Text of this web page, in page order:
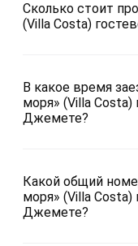
Сколько стоит
(Villa Costa)
В какое время
моря» (Villa
Джемете?
Какой общий
моря» (Villa
Джемете?